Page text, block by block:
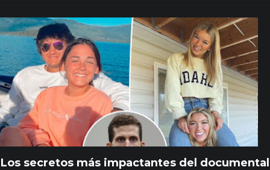
Los secretos más impactantes del documental